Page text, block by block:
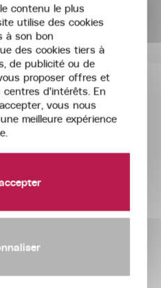
et les
du tiers
notamment un
un locataire,
contenu le plus
utilise des cookies
à son bon
des cookies tiers à
de publicité ou de
proposer offres et
d'intérêts. En
vous nous
meilleure expérience